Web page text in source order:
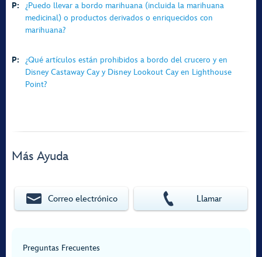
P:
¿Puedo llevar a bordo marihuana (incluida la marihuana
medicinal) o productos derivados o enriquecidos con
marihuana?
P:
¿Qué artículos están prohibidos a bordo del crucero y en
Disney Castaway Cay y Disney Lookout Cay en Lighthouse
Point?
Más Ayuda
Correo electrónico Llamar
Preguntas Frecuentes